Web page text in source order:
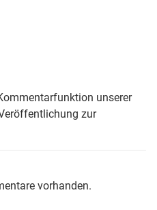
unserer
zur
vorhanden.